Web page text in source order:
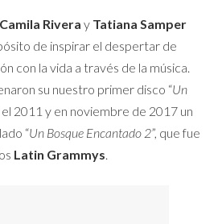
Camila Rivera y Tatiana Samper
de inspirar el despertar de
con la vida a través de la música.
su nuestro primer disco “Un
el 2011 y en noviembre de 2017 un
“Un Bosque Encantado 2”, que fue
Latin Grammys.